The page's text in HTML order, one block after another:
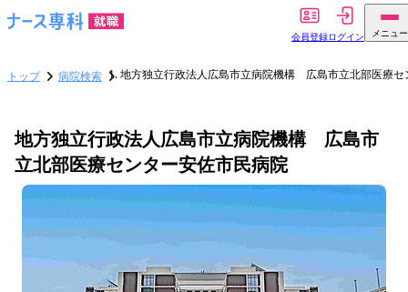
会員登録ログイン メニュー
トップ 病院検索 地方独立行政法人広島市立病院機構 広島市立北部医療セ
地方独立行政法人広島市立病院機構 広島市
立北部医療センター安佐市民病院